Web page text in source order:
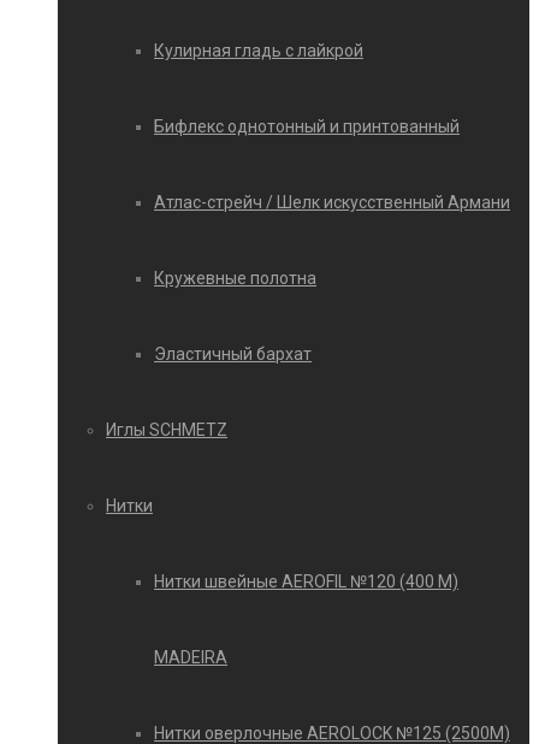
Кулирная гладь с лайкрой
Бифлекс однотонный и принтованный
Атлас-стрейч / Шелк искусственный Армани
Кружевные полотна
Эластичный бархат
Иглы SCHMETZ
Нитки
Нитки швейные AEROFIL №120 (400 М)
MADEIRA
Нитки оверлочные AEROLOCK №125 (2500М)